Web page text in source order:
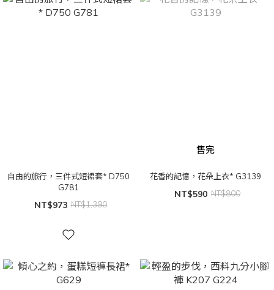
自由的旅行，三件式短裙套* D750
G781
NT$973 NT$1,390
售完
花香的記憶，花朵上衣* G3139
NT$590 NT$800